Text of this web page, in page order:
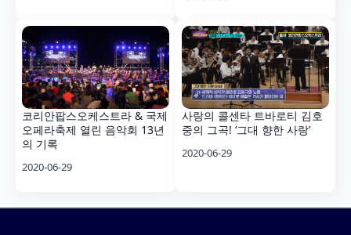
코리안팝스오케스트라 & 국제
오페라축제 열린 음악회 13년
의 기록
2020-06-29
사랑의 콜센타 트바로티 김호
중의 그곡! ‘그대 향한 사랑’
2020-06-29